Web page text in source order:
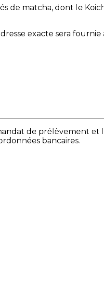
de matcha, dont le
exacte sera
de prélèvement et
bancaires.